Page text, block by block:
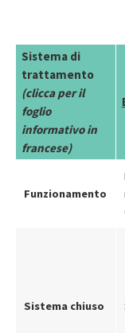
Sistema di
trattamento
(clicca per il
foglio
informativo in
francese)
Funzionamento
Sistema chiuso